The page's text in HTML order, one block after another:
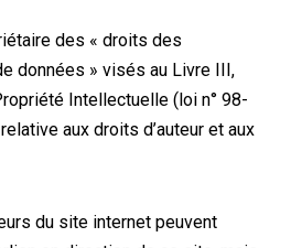
des « droits des
données » visés au Livre III,
Intellectuelle (loi n° 98-
aux droits d’auteur et aux
du site internet peuvent